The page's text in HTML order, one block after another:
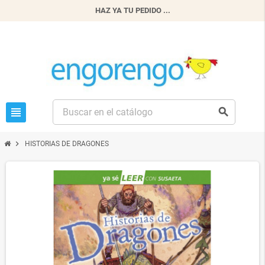
HAZ YA TU PEDIDO ...
view_headline search
chevron_right HISTORIAS DE DRAGONES